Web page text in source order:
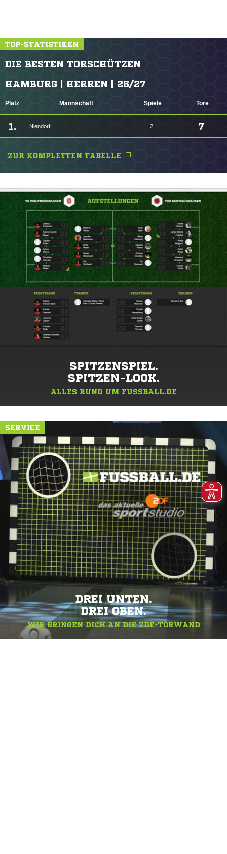
TOP-STATISTIKEN
DIE BESTEN TORSCHÜTZEN
HAMBURG | HERREN | 26/27
Platz Mannschaft Spiele Tore
1. Niendorf 2 7
ZUR KOMPLETTEN TABELLE
SPITZENSPIEL.
SPITZEN-LOOK.
ALLES RUND UM FUSSBALL.DE
SERVICE
DREI UNTEN.
DREI OBEN.
WIR BRINGEN DICH AN DIE ZDF-TORWAND